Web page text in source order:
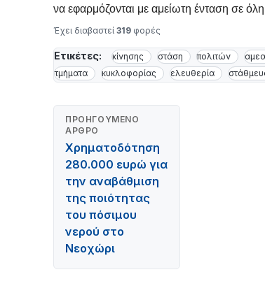
να εφαρμόζονται με αμείωτη ένταση σε
Έχει διαβαστεί 319 φορές
Ετικέτες: κίνησης στάση πολιτών αμεα
τμήματα
κυκλοφορίας ελευθερία
ΠΡΟΗΓΟΎΜΕΝΟ
ΆΡΘΡΟ
Χρηματοδότηση
280.000 ευρώ για
την αναβάθμιση
της ποιότητας
του πόσιμου
νερού στο
Νεοχώρι